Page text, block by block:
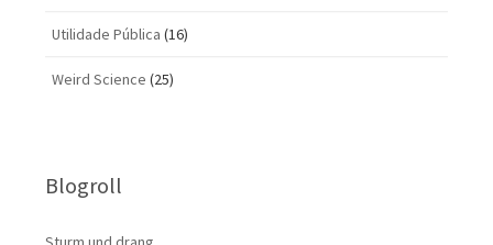
Utilidade Pública (16)
Weird Science (25)
Blogroll